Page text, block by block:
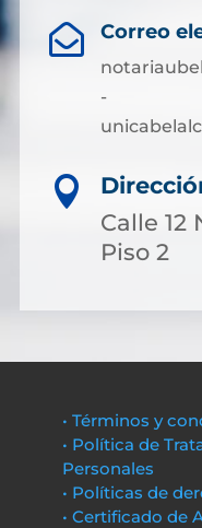
 Correo
-

Calle 12
Piso 2
• Términos y
• Política de
Personales
• Políticas de
• Certificado de